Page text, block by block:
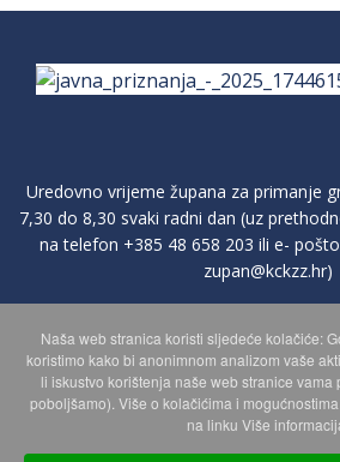
Uredovno vrijeme župana za primanje
7,30 do 8,30 svaki radni dan (uz
na telefon +385 48 658 203 ili e-
zupan@kckzz.hr)
POLITIKA ZAŠTITE PRIVATNOSTI
MAPA WEBA
Naša web stranica koristi sljedeće kolačiće:
koristimo kako bi anonimnom analizom vaše
li iskustvo korištenja naše web stranice vama
poboljšamo). Više o kolačićima i
na linku Više